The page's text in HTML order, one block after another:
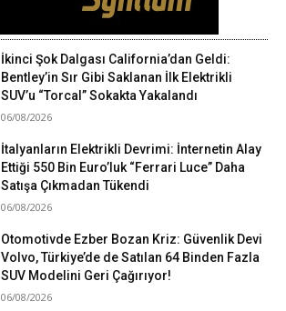
İkinci Şok Dalgası California’dan Geldi:
Bentley’in Sır Gibi Saklanan İlk Elektrikli
SUV’u “Torcal” Sokakta Yakalandı
06/08/2026
İtalyanların Elektrikli Devrimi: İnternetin Alay
Ettiği 550 Bin Euro’luk “Ferrari Luce” Daha
Satışa Çıkmadan Tükendi
06/08/2026
Otomotivde Ezber Bozan Kriz: Güvenlik Devi
Volvo, Türkiye’de de Satılan 64 Binden Fazla
SUV Modelini Geri Çağırıyor!
06/08/2026